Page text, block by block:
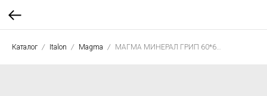
Каталог Italon Magma МАГМА МИНЕРАЛ ГРИП 60*60 РЕТ